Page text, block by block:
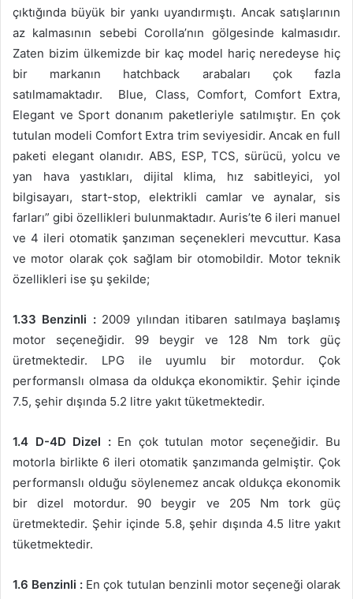
çıktığında büyük bir yankı uyandırmıştı. Ancak satışlarının
az kalmasının sebebi Corolla’nın gölgesinde kalmasıdır.
Zaten bizim ülkemizde bir kaç model hariç neredeyse hiç
bir markanın hatchback arabaları çok fazla
satılmamaktadır. Blue, Class, Comfort, Comfort Extra,
Elegant ve Sport donanım paketleriyle satılmıştır. En çok
tutulan modeli Comfort Extra trim seviyesidir. Ancak en full
paketi elegant olanıdır. ABS, ESP, TCS, sürücü, yolcu ve
yan hava yastıkları, dijital klima, hız sabitleyici, yol
bilgisayarı, start-stop, elektrikli camlar ve aynalar, sis
farları” gibi özellikleri bulunmaktadır. Auris’te 6 ileri manuel
ve 4 ileri otomatik şanzıman seçenekleri mevcuttur. Kasa
ve motor olarak çok sağlam bir otomobildir. Motor teknik
özellikleri ise şu şekilde;
1.33 Benzinli :2009 yılından itibaren satılmaya başlamış
motor seçeneğidir. 99 beygir ve 128 Nm tork güç
üretmektedir. LPG ile uyumlu bir motordur. Çok
performanslı olmasa da oldukça ekonomiktir. Şehir içinde
7.5, şehir dışında 5.2 litre yakıt tüketmektedir.
1.4 D-4D Dizel :En çok tutulan motor seçeneğidir. Bu
motorla birlikte 6 ileri otomatik şanzımanda gelmiştir. Çok
performanslı olduğu söylenemez ancak oldukça ekonomik
bir dizel motordur. 90 beygir ve 205 Nm tork güç
üretmektedir. Şehir içinde 5.8, şehir dışında 4.5 litre yakıt
tüketmektedir.
1.6 Benzinli : En çok tutulan benzinli motor seçeneği olarak